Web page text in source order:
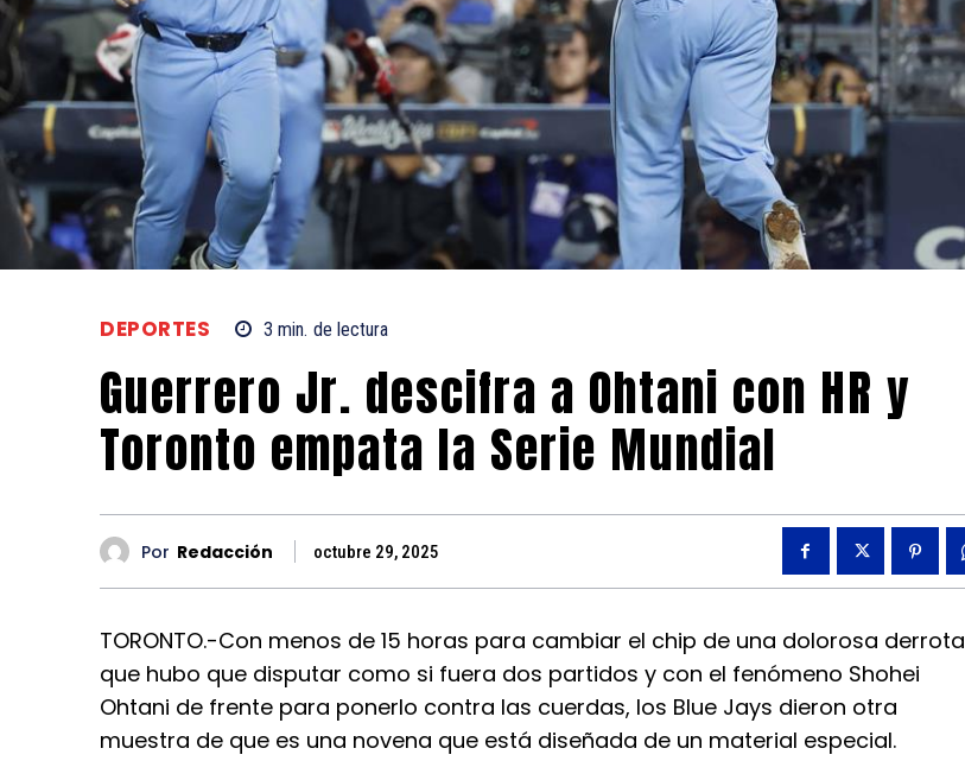
DEPORTES 3 min. de lectura
Guerrero Jr. descifra a Ohtani con HR y
Toronto empata la Serie Mundial
Por Redacción octubre 29, 2025
TORONTO.-Con menos de 15 horas para cambiar el chip de una dolorosa derrota
que hubo que disputar como si fuera dos partidos y con el fenómeno Shohei
Ohtani de frente para ponerlo contra las cuerdas, los Blue Jays dieron otra
muestra de que es una novena que está diseñada de un material especial.